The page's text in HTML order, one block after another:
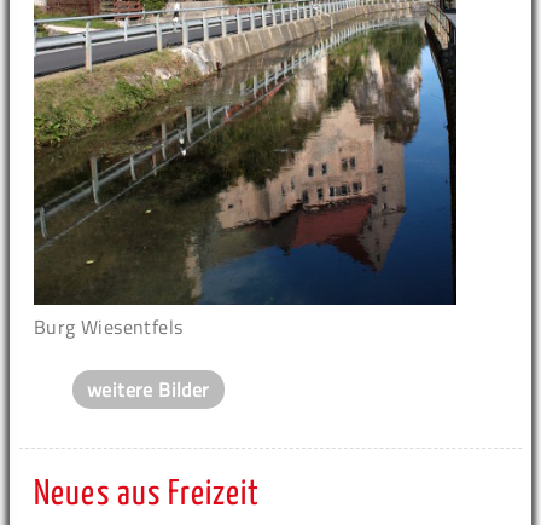
Burg Wiesentfels
weitere Bilder
Neues aus Freizeit